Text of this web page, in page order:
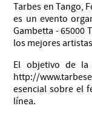
Tarbes en Tango,
es un evento
Gambetta - 65000
los mejores
El objetivo de
http://
esencial sobre el
línea.